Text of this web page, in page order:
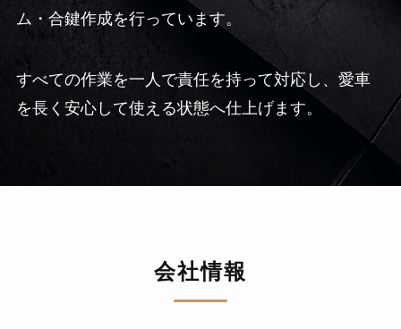
ム・合鍵作成を行っています。
すべての作業を一人で責任を持って対応し、愛車
を長く安心して使える状態へ仕上げます。
会社情報